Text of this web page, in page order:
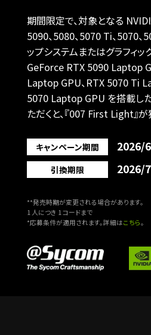
期間限定で、対象となる
5090、5080、5070 Ti、5070
ップシステムまたはグラフィッ
GeForce RTX 5090 Laptop
Laptop GPU、RTX 5070 Ti
5070 Laptop GPU を搭載し
ただくと、『007 First Light』が
キャンペーン期間 2026/
引換期限 2026/
**発売時期が変更される場合があります。
1 人につき 1 コードまで
*応募条件が適用されます。詳細はこちら。